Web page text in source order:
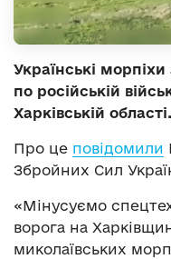
Українські
по російській
Харківській області.
Про це повідомили
Збройних Сил
«Мінусуємо
ворога на
миколаївських